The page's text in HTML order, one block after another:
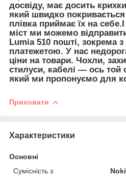
досвіду, має досить
який швидко
плівка приймає їх на
міст ми можемо
Lumia 510 пошті, зокрема
платежетою. У нас
ціни на товари. Чохли,
стилуси, кабелі — ось той
який ми пропонуємо для
Приховати
Характеристики
Основні
Сумісність з